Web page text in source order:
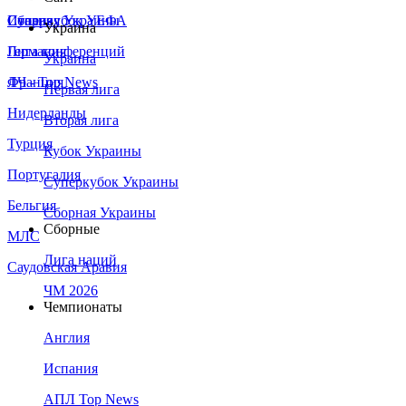
Сборная Украины
Италия
Германия
Франция
Нидерланды
Турция
Португалия
Бельгия
МЛС
Саудовская Аравия
Суперкубок УЕФА
Лига конференций
ЛЧ - Top News
Украина
Украина
Первая лига
Вторая лига
Кубок Украины
Суперкубок Украины
Сборная Украины
Сборные
Лига наций
ЧМ 2026
Чемпионаты
Англия
Испания
АПЛ Top News